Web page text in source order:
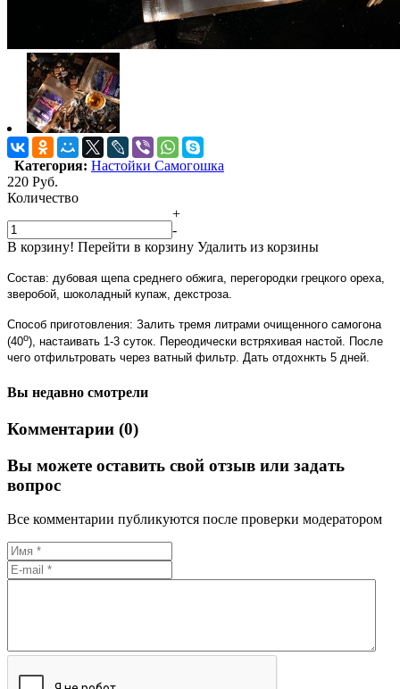
Категория: Настойки Самогошка
220 Руб.
Количество
+
-
В корзину! Перейти в корзину Удалить из корзины
Состав: дубовая щепа среднего обжига, перегородки грецкого ореха,
зверобой, шоколадный купаж, декстроза.
Способ приготовления: Залить тремя литрами очищенного самогона
(40о), настаивать 1-3 суток. Переодически встряхивая настой. После
чего отфильтровать через ватный фильтр. Дать отдохнкть 5 дней.
Вы недавно смотрели
Комментарии (0)
Вы можете оставить свой отзыв или задать
вопрос
Все комментарии публикуются после проверки модератором